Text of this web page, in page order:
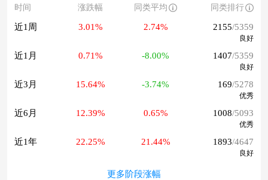
时间 涨跌幅 同类平均 同类排行
近1周 3.01% 2.74% 2155/5359
良好
近1月 0.71% -8.00% 1407/5359
良好
近3月 15.64% -3.74% 169/5278
优秀
近6月 12.39% 0.65% 1008/5093
优秀
近1年 22.25% 21.44% 1893/4647
良好
更多阶段涨幅